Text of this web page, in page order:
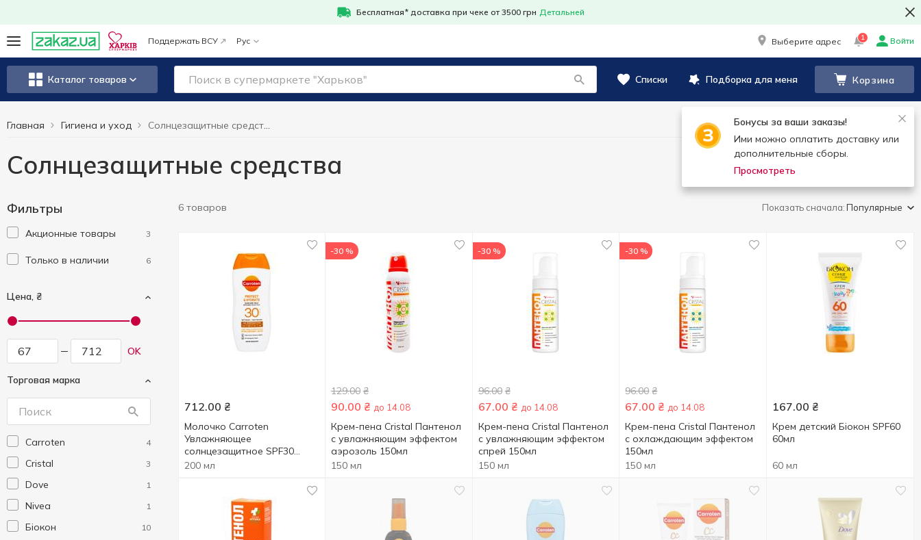
Бесплатная* доставка при чеке от 3500 грн Детальней
Поддержать ВСУ Рус Выберите адрес 1 Войти
Каталог товаров Списки Подборка для меня Корзина
Бонусы за ваши заказы!
Ими можно оплатить доставку или
дополнительные сборы.
Просмотреть
Главная Гигиена и уход Cолнцезащитные средства
Cолнцезащитные средства
Фильтры
Акционные товары 3
Только в наличии 6
Цена, ₴
OK
Торговая марка
Carroten 4
Cristal 3
Dove 1
Nivea 1
Біокон 10
6 товаров Показать сначала:Популярные
712.00 ₴
Молочко Carroten
Увлажняющее
солнцезащитное SPF30
200мл
200 мл
-30 %
129.00 ₴
90.00 ₴ до 14.08
Крем-пена Cristal Пантенол
с увлажняющим эффектом
аэрозоль 150мл
150 мл
-30 %
96.00 ₴
67.00 ₴ до 14.08
Крем-пена Cristal Пантенол
с увлажняющим эффектом
спрей 150мл
150 мл
-30 %
96.00 ₴
67.00 ₴ до 14.08
Крем-пена Cristal Пантенол
с охлаждающим эффектом
150мл
150 мл
167.00 ₴
Крем детский Біокон SPF60
60мл
60 мл